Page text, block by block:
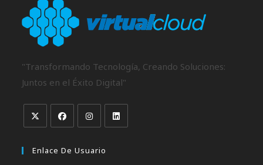
"Transformando Tecnología, Creando Soluciones:
Juntos en el Éxito Digital"
Enlace De Usuario